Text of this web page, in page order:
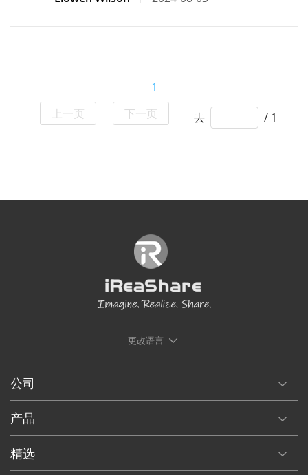
上一页
1
下一页
去 / 1
更改语言
公司
产品
精选